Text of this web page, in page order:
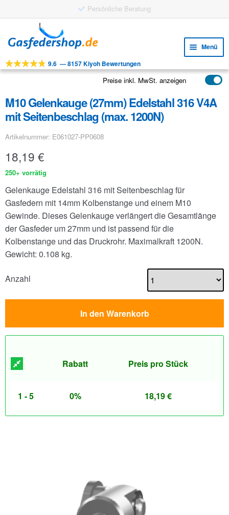
Navigation
springen
Inhalt
springen
Menü
Werkzeuge
Anwendungen
9.6 —8157 Kiyoh Bewertungen
Preise inkl. MwSt. anzeigen
M10 Gelenkauge (27mm) Edelstahl 316 V4A
mit Seitenbeschlag (max. 1200N)
Artikelnummer: E061027-PP0608
18,19 €
250+ vorrätig
Gelenkauge Edelstahl 316 mit Seitenbeschlag für
Gasfedern mit 14mm Kolbenstange und einem M10
Gewinde. Dieses Gelenkauge verlängert die Gesamtlänge
der Gasfeder um 27mm und ist passend für die
Kolbenstange und das Druckrohr. Maximalkraft 1200N.
Gewicht: 0.108 kg.
Anzahl
In den Warenkorb
Rabatt Preis pro Stück
1 - 5 0% 18,19€